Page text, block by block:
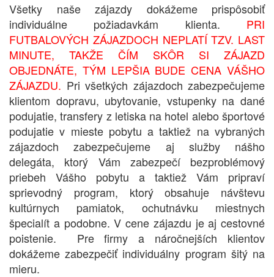
Všetky naše zájazdy dokážeme prispôsobiť
individuálne požiadavkám klienta. PRI
FUTBALOVÝCH ZÁJAZDOCH NEPLATÍ TZV. LAST
MINUTE, TAKŽE ČÍM SKÔR SI ZÁJAZD
OBJEDNÁTE, TÝM LEPŠIA BUDE CENA VÁŠHO
ZÁJAZDU. Pri všetkých zájazdoch zabezpečujeme
klientom dopravu, ubytovanie, vstupenky na dané
podujatie, transfery z letiska na hotel alebo športové
podujatie v mieste pobytu a taktiež na vybraných
zájazdoch zabezpečujeme aj služby nášho
delegáta, ktorý Vám zabezpečí bezproblémový
priebeh Vášho pobytu a taktiež Vám pripraví
sprievodný program, ktorý obsahuje návštevu
kultúrnych pamiatok, ochutnávku miestnych
špecialít a podobne. V cene zájazdu je aj cestovné
poistenie. Pre firmy a náročnejších klientov
dokážeme zabezpečiť individuálny program šitý na
mieru.